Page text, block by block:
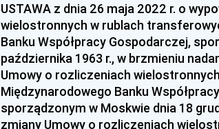
USTAWA z dnia 26 maja 2022 r. o
wielostronnych w rublach
Banku Współpracy Gospodarczej,
października 1963 r., w brzmieniu
Umowy o rozliczeniach
Międzynarodowego Banku
sporządzonym w Moskwie dnia 18
zmiany Umowy o rozliczeniach